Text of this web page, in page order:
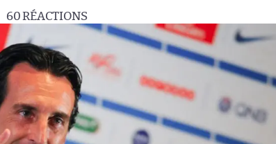
60RÉACTIONS